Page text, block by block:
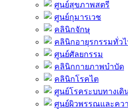
ศูนย์สุขภาพสตรี
ศูนย์กุมารเวช
คลินิกจักษุ
คลินิกอายุรกรรมทั่วไ
ศูนย์ศัลยกรรม
คลินิกกายภาพบำบัด
คลินิกโรคไต
ศูนย์โรคระบบทางเดิ
ศูนย์ผิวพรรณและคว